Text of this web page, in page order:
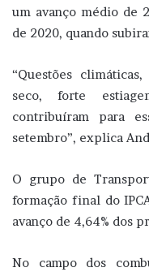
um avanço médio de
de 2020, quando
“Questões
seco, forte
contribuíram para
setembro”, explica
O grupo de
formação final do
avanço de 4,64% dos
No campo dos